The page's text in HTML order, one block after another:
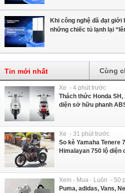
Khi công nghệ đã đạt giới
những chiếc tủ lạnh lại
Tin mới nhất Cùng
Xe - 4 phút trước
Thách thức Honda
diện sở hữu phanh
Xe - 31 phút trước
So kè Yamaha Tenere
Himalayan 750 lộ diện
Xem - Mua - Luôn - 50
Puma, adidas, Vans,